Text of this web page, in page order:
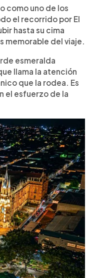
como uno de los
el recorrido por El
hasta su cima
memorable del viaje.
esmeralda
llama la atención
que la rodea. Es
el esfuerzo de la